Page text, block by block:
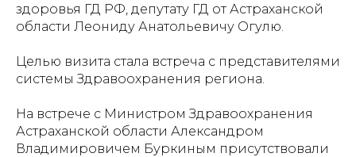
здоровья ГД РФ, депутату ГД от Астраханской
области Леониду Анатольевичу Огулю.
Целью визита стала встреча с представителями
системы Здравоохранения региона.
На встрече с Министром Здравоохранения
Астраханской области Александром
Владимировичем Буркиным присутствовали